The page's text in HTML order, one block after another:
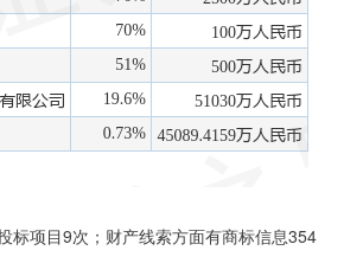
标项目9次；财产线索方面有商标信息354